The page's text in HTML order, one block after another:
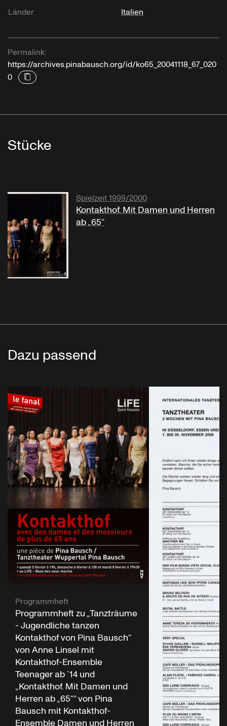
Länder
Italien
Permalink:
https://archives.pinabausch.org/id/ko65_20041118_67_020
0
Stücke
Spielzeit 1999/2000
Kontakthof. Mit Damen und Herren
ab „65“
Dazu passend
Programmheft
Programmheft zu „Tanzträume
- Jugendliche tanzen
Kontakthof von Pina Bausch“
von Anne Linsel mit
Kontakthof-Ensemble
Teenager ab ´14 und
„Kontakthof. Mit Damen und
Herren ab „65““ von Pina
Bausch mit Kontakthof-
Ensemble Damen und Herren